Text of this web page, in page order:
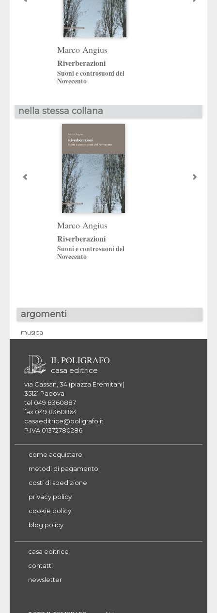
Marco Angius
Riverberazioni
Suoni e controsuoni del
Novecento
nella stessa collana
Marco Angius
Riverberazioni
Suoni e controsuoni del
Novecento
argomenti
musica
IL POLIGRAFO
casa editrice
via Cassan, 34 (piazza Eremitani)
35121 Padova
tel 049 8360887
fax 049 8360864
casaeditrice@poligrafo.it
P.IVA 01372780286
come acquistare
metodi di pagamento
costi di spedizione
privacy policy
cookie policy
blog policy
casa editrice
contatti
newsletter